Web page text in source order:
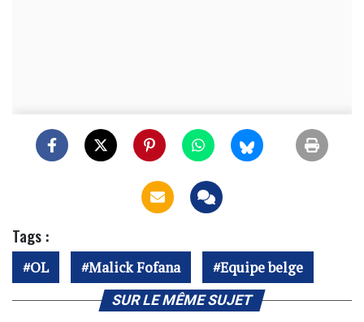
Tags :
OL Malick Fofana Equipe belge
SUR LE MÊME SUJET